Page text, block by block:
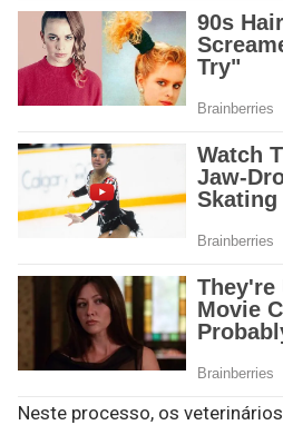
Neste processo, os